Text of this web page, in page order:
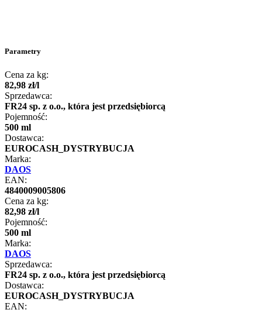
Parametry
Cena za kg:
82,98 zł/l
Sprzedawca:
FR24 sp. z o.o., która jest przedsiębiorcą
Pojemność:
500 ml
Dostawca:
EUROCASH_DYSTRYBUCJA
Marka:
DAOS
EAN:
4840009005806
Cena za kg:
82,98 zł/l
Pojemność:
500 ml
Marka:
DAOS
Sprzedawca:
FR24 sp. z o.o., która jest przedsiębiorcą
Dostawca:
EUROCASH_DYSTRYBUCJA
EAN: